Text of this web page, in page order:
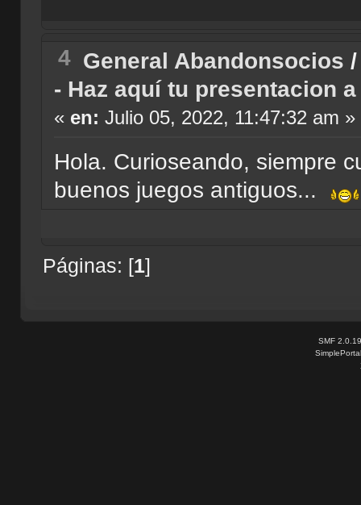
4 General Abandonsocios
- Haz aquí tu presentacion
« en: Julio 05, 2022, 11:47:32 am »
Hola. Curioseando, siempre
buenos juegos antiguos...
Páginas: [1]
SMF 2.0.19